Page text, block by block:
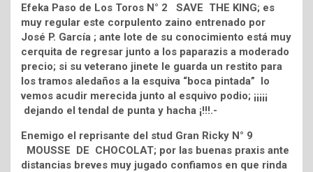
Efeka Paso de Los Toros N° 2 SAVE THE KING; es
muy regular este corpulento zaino entrenado por
José P. García ; ante lote de su conocimiento está muy
cerquita de regresar junto a los paparazis a moderado
precio; si su veterano jinete le guarda un restito para
los tramos aledaños a la esquiva “boca pintada” lo
vemos acudir merecida junto al esquivo podio; ¡¡¡¡¡
dejando el tendal de punta y hacha ¡!!!.-
Enemigo el reprisante del stud Gran Ricky N° 9
MOUSSE DE CHOCOLAT; por las buenas praxis ante
distancias breves muy jugado confiamos en que rinda